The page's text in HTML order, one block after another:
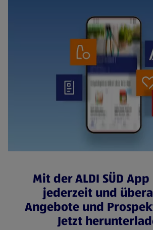
Mit der ALDI SÜD
jederzeit und
Angebote und
Jetzt